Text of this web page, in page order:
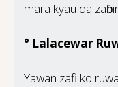
mara kyau da
° Lalacewar
Yawan zafi ko